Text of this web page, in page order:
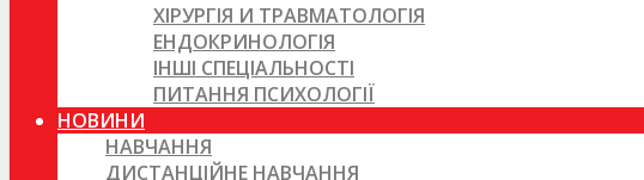
ХІРУРГІЯ И ТРАВМАТОЛОГІЯ
ЕНДОКРИНОЛОГІЯ
ІНШІ СПЕЦІАЛЬНОСТІ
ПИТАННЯ ПСИХОЛОГІЇ
НОВИНИ
НАВЧАННЯ
ДИСТАНЦІЙНЕ НАВЧАННЯ